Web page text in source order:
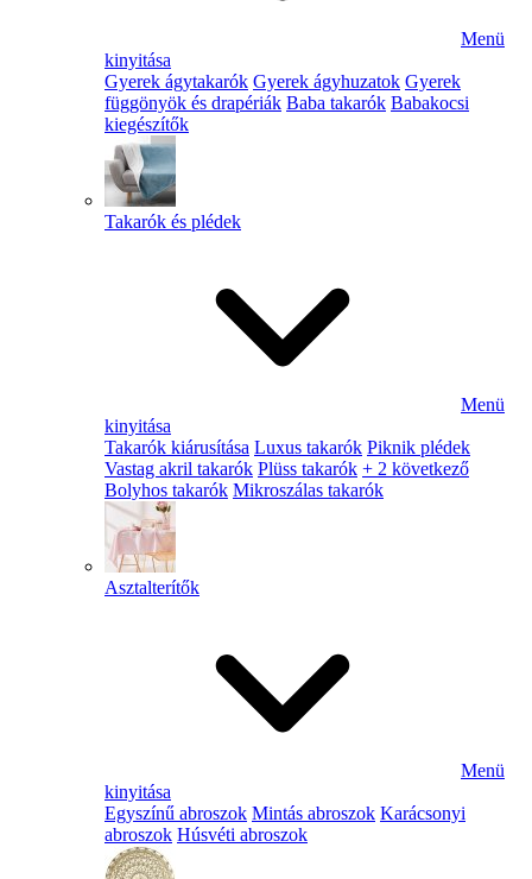
Menü
kinyitása
Gyerek ágytakarók Gyerek ágyhuzatok Gyerek
függönyök és drapériák Baba takarók Babakocsi
kiegészítők
Takarók és plédek
Menü
kinyitása
Takarók kiárusítása Luxus takarók Piknik plédek
Vastag akril takarók Plüss takarók + 2 következő
Bolyhos takarók Mikroszálas takarók
Asztalterítők
Menü
kinyitása
Egyszínű abroszok Mintás abroszok Karácsonyi
abroszok Húsvéti abroszok